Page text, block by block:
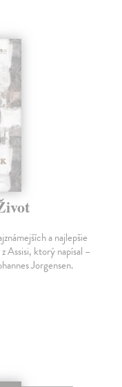
a najlepšie
Assisi, ktorý napísal –
Jorgensen.